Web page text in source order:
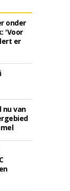
onder
'Voor
er
van